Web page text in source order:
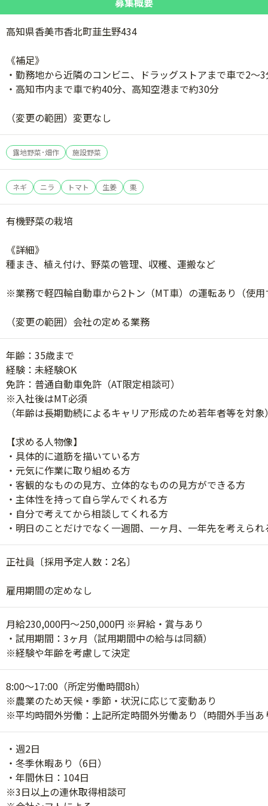
高知県香美市香北町韮生野434
《補足》
・勤務地から近隣のコンビニ、ドラッグストアまで車で2～
・高知市内まで車で約40分、高知空港まで約30分
（変更の範囲）変更なし
露地野菜･畑作 施設野菜
ネギ ニラ トマト 生姜 栗
有機野菜の栽培
《詳細》
種まき、植え付け、野菜の管理、収穫、運搬など
※業務で軽四輪自動車から2トン（MT車）の運転あり（使
（変更の範囲）会社の定める業務
年齢：35歳まで
経験：未経験OK
免許：普通自動車免許（AT限定相談可）
※入社後はMT必須
（年齢は長期勤続によるキャリア形成のため若年者等を対象
【求める人物像】
・具体的に道筋を描いている方
・元気に作業に取り組める方
・客観的なものの見方、立体的なものの見方ができる方
・主体性を持って自ら学んでくれる方
・自分で考えてから相談してくれる方
・明日のことだけでなく一週間、一ヶ月、一年先を考えら
正社員〔採用予定人数：2名〕
雇用期間の定めなし
月給230,000円〜250,000円 ※昇給・賞与あり
・試用期間：3ヶ月（試用期間中の給与は同額）
※経験や年齢を考慮して決定
8:00～17:00（所定労働時間8h）
※農業のため天候・季節・状況に応じて変動あり
※平均時間外労働：上記所定時間外労働あり（時間外手当あ
・週2日
・冬季休暇あり（6日）
・年間休日：104日
※3日以上の連休取得相談可